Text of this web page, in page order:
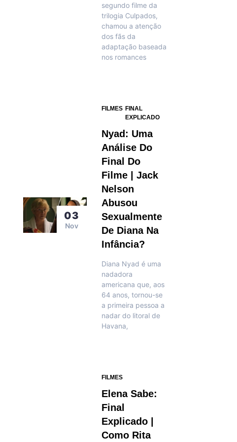
segundo filme da
trilogia Culpados,
chamou a atenção
dos fãs da
adaptação baseada
nos romances
03
Nov
FILMES FINAL
EXPLICADO
Nyad: Uma
Análise Do
Final Do
Filme | Jack
Nelson
Abusou
Sexualmente
De Diana Na
Infância?
Diana Nyad é uma
nadadora
americana que, aos
64 anos, tornou-se
a primeira pessoa a
nadar do litoral de
Havana,
FILMES
Elena Sabe:
Final
Explicado |
Como Rita